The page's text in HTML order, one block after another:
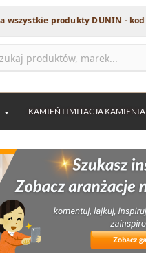
produkty DUNIN - kod DUNIN12
KAMIEŃ I IMITACJA KAMIENIA